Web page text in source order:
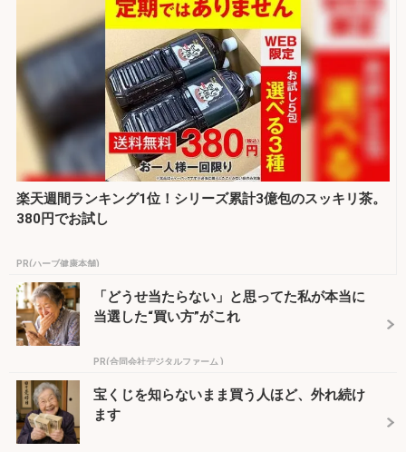
楽天週間ランキング1位！シリーズ累計3億包のスッキリ茶。
380円でお試し
PR(ハーブ健康本舗)
「どうせ当たらない」と思ってた私が本当に
当選した“買い方”がこれ
PR(合同会社デジタルファーム )
宝くじを知らないまま買う人ほど、外れ続け
ます